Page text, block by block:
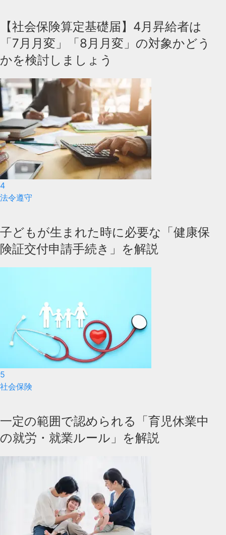
【社会保険算定基礎届】4月昇給者は
「7月月変」「8月月変」の対象かどう
かを検討しましょう
4
法令遵守
子どもが生まれた時に必要な「健康保
険証交付申請手続き」を解説
5
社会保険
一定の範囲で認められる「育児休業中
の就労・就業ルール」を解説